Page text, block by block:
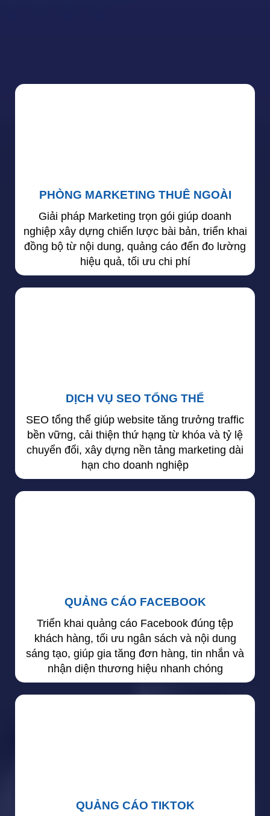
PHÒNG MARKETING THUÊ NGOÀI
Giải pháp Marketing trọn gói giúp doanh
nghiệp xây dựng chiến lược bài bản, triển khai
đồng bộ từ nội dung, quảng cáo đến đo lường
hiệu quả, tối ưu chi phí
DỊCH VỤ SEO TỔNG THỂ
SEO tổng thể giúp website tăng trưởng traffic
bền vững, cải thiện thứ hạng từ khóa và tỷ lệ
chuyển đổi, xây dựng nền tảng marketing dài
hạn cho doanh nghiệp
QUẢNG CÁO FACEBOOK
Triển khai quảng cáo Facebook đúng tệp
khách hàng, tối ưu ngân sách và nội dung
sáng tạo, giúp gia tăng đơn hàng, tin nhắn và
nhận diện thương hiệu nhanh chóng
QUẢNG CÁO TIKTOK